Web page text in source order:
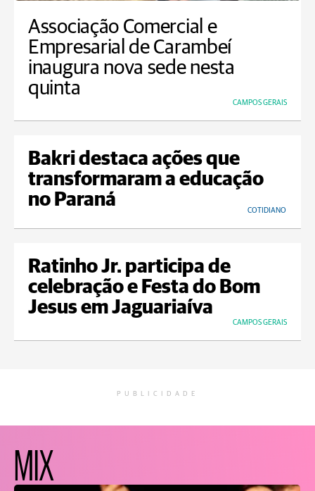
Associação Comercial e
Empresarial de Carambeí
inaugura nova sede nesta
quinta
CAMPOS GERAIS
Bakri destaca ações que
transformaram a educação
no Paraná
COTIDIANO
Ratinho Jr. participa de
celebração e Festa do Bom
Jesus em Jaguariaíva
CAMPOS GERAIS
PUBLICIDADE
MIX